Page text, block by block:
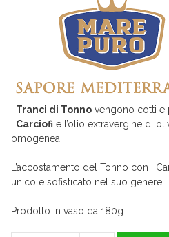
Tranci di Tonno vengono cotti e
i Carciofi e l’olio extravergine di
omogenea.
L’accostamento del Tonno con i
unico e sofisticato nel suo genere.
Prodotto in vaso da 180g